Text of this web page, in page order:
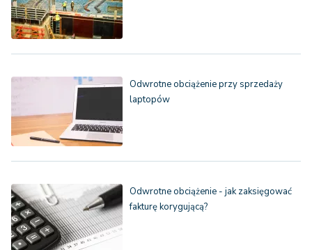
Odwrotne obciążenie przy sprzedaży
laptopów
Odwrotne obciążenie - jak zaksięgować
fakturę korygującą?